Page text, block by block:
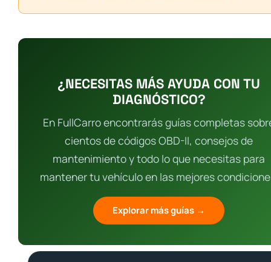
¿NECESITAS MÁS AYUDA CON TU
DIAGNÓSTICO?
En FullCarro encontrarás guías completas
cientos de códigos OBD-II, consejos de
mantenimiento y todo lo que necesitas para
mantener tu vehículo en las mejores
Explorar más guías →